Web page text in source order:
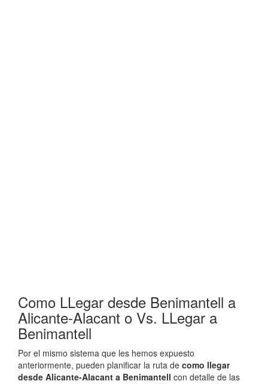
Como LLegar desde Benimantell a
Alicante-Alacant o Vs. LLegar a
Benimantell
Por el mismo sistema que les hemos expuesto
anteriormente, pueden planificar la ruta de como llegar
desde Alicante-Alacant a Benimantell con detalle de las